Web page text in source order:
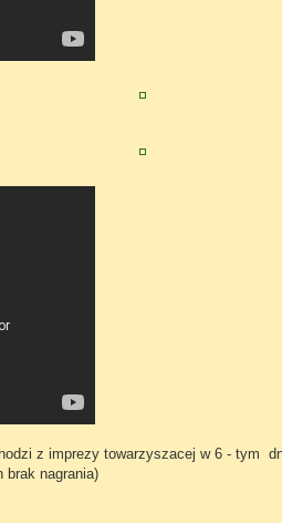
z imprezy towarzyszacej w 6 - tym
brak nagrania)